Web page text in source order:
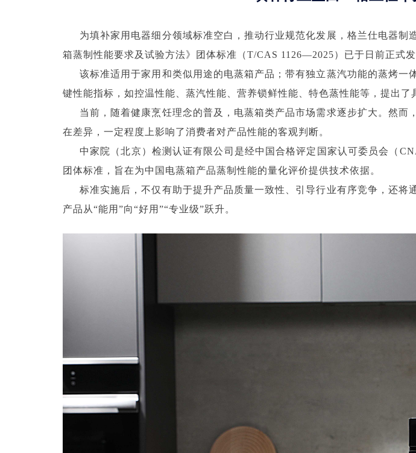
为填补家用电器细分领域标准空白，推动行业规范化发展，格兰仕电器
箱蒸制性能要求及试验方法》团体标准（T/CAS 1126—2025）已于日前正式发
该标准适用于家用和类似用途的电蒸箱产品；带有独立蒸汽功能的蒸烤
键性能指标，如控温性能、蒸汽性能、营养锁鲜性能、特色蒸性能等，提出了
当前，随着健康烹饪理念的普及，电蒸箱类产品市场需求逐步扩大。然
在差异，一定程度上影响了消费者对产品性能的客观判断。
中家院（北京）检测认证有限公司是经中国合格评定国家认可委员会（
团体标准，旨在为中国电蒸箱产品蒸制性能的量化评价提供技术依据。
标准实施后，不仅有助于提升产品质量一致性、引导行业有序竞争，还
产品从“能用”向“好用”“专业级”跃升。